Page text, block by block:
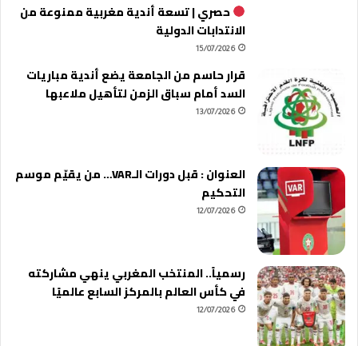
حصري | تسعة أندية مغربية ممنوعة من
الانتدابات الدولية
15/07/2026
قرار حاسم من الجامعة يضع أندية مباريات
السد أمام سباق الزمن لتأهيل ملاعبها
13/07/2026
العنوان : قبل دورات الـVAR… من يقيّم موسم
التحكيم
12/07/2026
رسمياً.. المنتخب المغربي ينهي مشاركته
في كأس العالم بالمركز السابع عالميًا
12/07/2026